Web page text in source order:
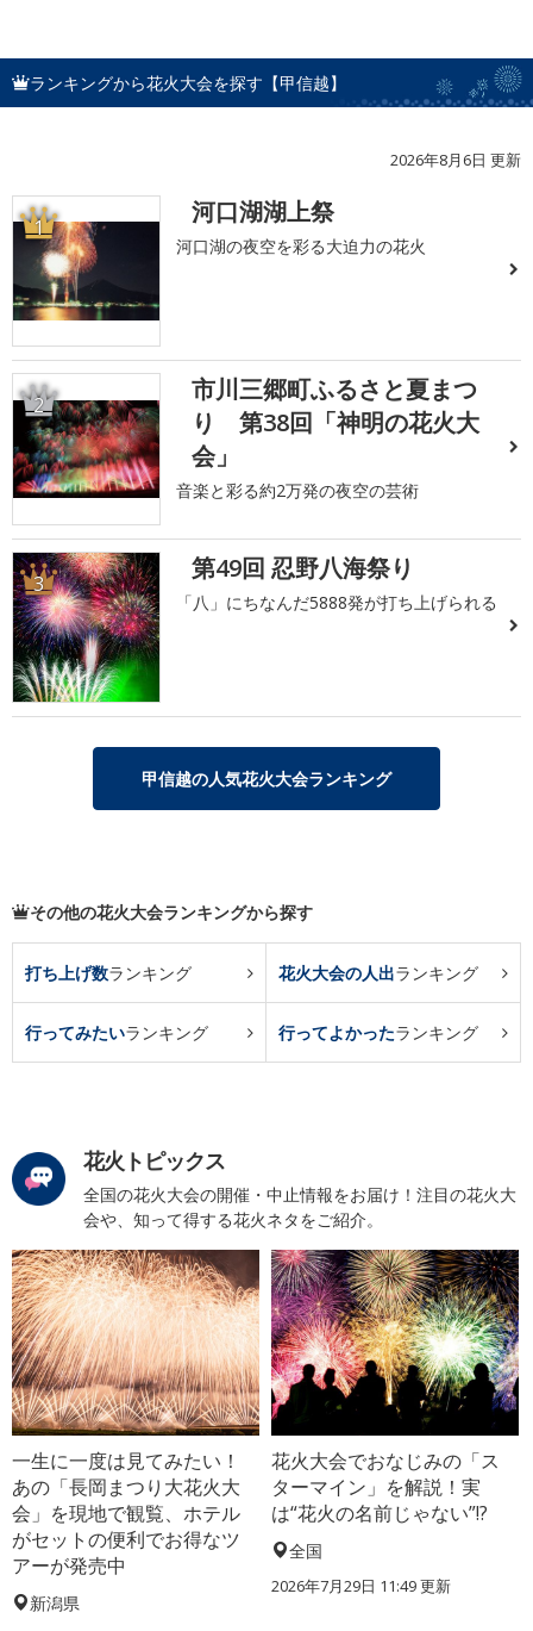
ランキングから花火大会を探す【甲信越】
2026年8月6日 更新
1 河口湖湖上祭
河口湖の夜空を彩る大迫力の花火
2
市川三郷町ふるさと夏まつ
り 第38回「神明の花火大
会」
音楽と彩る約2万発の夜空の芸術
3 第49回 忍野八海祭り
「八」にちなんだ5888発が打ち上げられる
甲信越の人気花火大会ランキング
その他の花火大会ランキングから探す
打ち上げ数ランキング 花火大会の人出ランキング
行ってみたいランキング 行ってよかったランキング
花火トピックス
全国の花火大会の開催・中止情報をお届け！注目の花火大
会や、知って得する花火ネタをご紹介。
一生に一度は見てみたい！
あの「長岡まつり大花火大
会」を現地で観覧、ホテル
がセットの便利でお得なツ
アーが発売中
新潟県
花火大会でおなじみの「ス
ターマイン」を解説！実
は“花火の名前じゃない”!?
全国
2026年7月29日 11:49 更新